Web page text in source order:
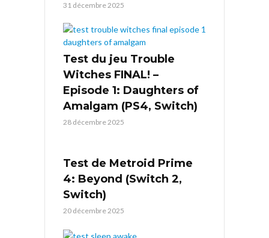
31 décembre 2025
Test du jeu Trouble
Witches FINAL! –
Episode 1: Daughters of
Amalgam (PS4, Switch)
28 décembre 2025
Test de Metroid Prime
4: Beyond (Switch 2,
Switch)
20 décembre 2025